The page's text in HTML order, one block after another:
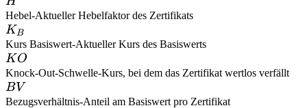
Hebel-Aktueller Hebelfaktor des Zertifikats
K_B
K B
Kurs Basiswert-Aktueller Kurs des Basiswerts
KO
KO
Knock-Out-Schwelle-Kurs, bei dem das Zertifikat wertlos verfällt
BV
BV
Bezugsverhältnis-Anteil am Basiswert pro Zertifikat